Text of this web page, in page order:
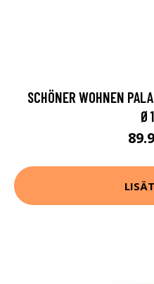
SCHÖNER WOHNEN